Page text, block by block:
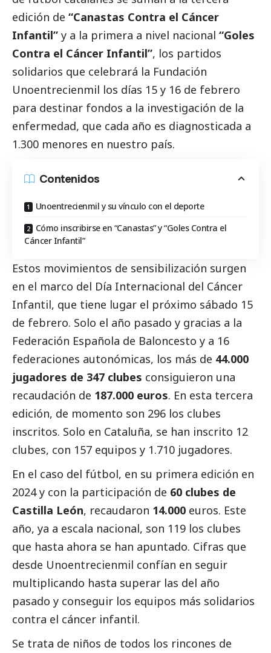
edición de “Canastas Contra el Cáncer
Infantil” y a la primera a nivel nacional “Goles
Contra el Cáncer Infantil”, los partidos
solidarios que celebrará la Fundación
Unoentrecienmil los días 15 y 16 de febrero
para destinar fondos a la investigación de la
enfermedad, que cada año es diagnosticada a
1.300 menores en nuestro país.
Contenidos
Unoentrecienmil y su vínculo con el deporte
Cómo inscribirse en “Canastas” y “Goles Contra el
Cáncer Infantil”
Estos movimientos de sensibilización surgen
en el marco del Día Internacional del Cáncer
Infantil, que tiene lugar el próximo sábado 15
de febrero. Solo el año pasado y gracias a la
Federación Española de Baloncesto y a 16
federaciones autonómicas, los más de 44.000
jugadores de 347 clubes consiguieron una
recaudación de 187.000 euros. En esta tercera
edición, de momento son 296 los clubes
inscritos. Solo en Cataluña, se han inscrito 12
clubes, con 157 equipos y 1.710 jugadores.
En el caso del fútbol, en su primera edición en
2024 y con la participación de 60 clubes de
Castilla León, recaudaron 14.000 euros. Este
año, ya a escala nacional, son 119 los clubes
que hasta ahora se han apuntado. Cifras que
desde Unoentrecienmil confían en seguir
multiplicando hasta superar las del año
pasado y conseguir los equipos más solidarios
contra el cáncer infantil.
Se trata de niños de todos los rincones de